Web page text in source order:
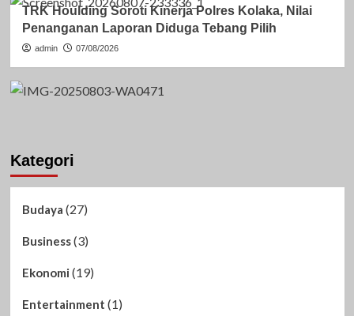
TRK Houlding Soroti Kinerja Polres Kolaka, Nilai
Penanganan Laporan Diduga Tebang Pilih
admin 07/08/2026
Kategori
Budaya (27)
Business(3)
Ekonomi (19)
Entertainment (1)